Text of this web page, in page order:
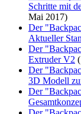
Schritte mit
Mai 2017)
Der
Aktueller
Der
Extruder V2
Der
3D Modell
Der